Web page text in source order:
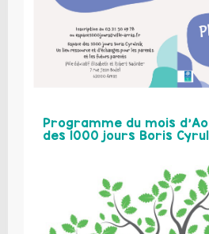
Programme du mois
des 1000 jours Boris